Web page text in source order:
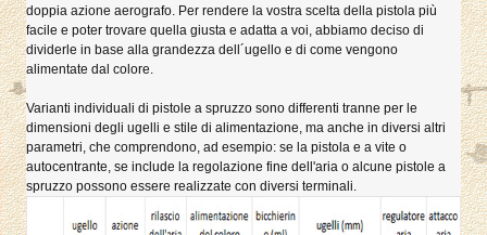
doppia azione aerografo. Per rendere la vostra scelta della pistola più
facile e poter trovare quella giusta e adatta a voi, abbiamo deciso di
dividerle in base alla grandezza dell´ugello e di come vengono
alimentate dal colore.
Varianti individuali di pistole a spruzzo sono differenti tranne per le
dimensioni degli ugelli e stile di alimentazione, ma anche in diversi altri
parametri, che comprendono, ad esempio: se la pistola e a vite o
autocentrante, se include la regolazione fine dell'aria o alcune pistole a
spruzzo possono essere realizzate con diversi terminali.